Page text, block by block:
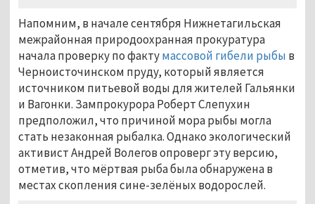
Напомним, в начале сентября Нижнетагильская
межрайонная природоохранная прокуратура
начала проверку по фактумассовой гибели рыбы в
Черноисточинском пруду, который является
источником питьевой воды для жителей Гальянки
и Вагонки. Зампрокурора Роберт Слепухин
предположил, что причиной мора рыбы могла
стать незаконная рыбалка. Однако экологический
активист Андрей Волегов опроверг эту версию,
отметив, что мёртвая рыба была обнаружена в
местах скопления сине-зелёных водорослей.